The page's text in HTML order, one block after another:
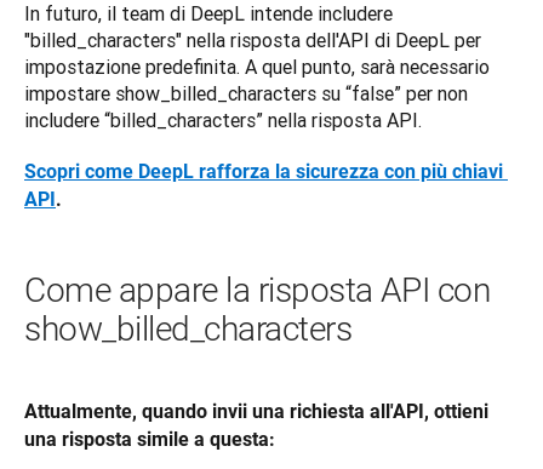
In futuro, il team di DeepL intende includere
"billed_characters" nella risposta dell'API di DeepL per
impostazione predefinita. A quel punto, sarà necessario
impostare show_billed_characters su “false” per non
includere “billed_characters” nella risposta API.
Scopri come DeepL rafforza la sicurezza con più chiavi
API .
Come appare la risposta API con
show_billed_characters
Attualmente, quando invii una richiesta all'API, ottieni
una risposta simile a questa: